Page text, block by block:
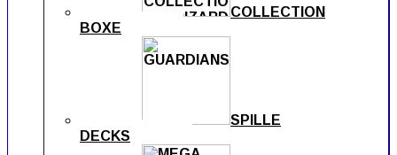
COLLECTION
BOXE
SPILLE
DECKS